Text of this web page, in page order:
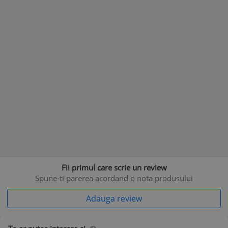
Fii primul care scrie un review
Spune-ti parerea acordand o nota produsului
Adauga review